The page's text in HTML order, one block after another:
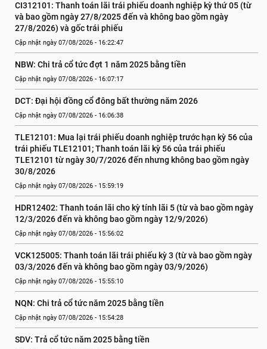
CI312101: Thanh toán lãi trái phiếu doanh nghiệp kỳ thứ 05 (từ
và bao gồm ngày 27/8/2025 đến và không bao gồm ngày
27/8/2026) và gốc trái phiếu
Cập nhật ngày 07/08/2026 - 16:22:47
NBW: Chi trả cổ tức đợt 1 năm 2025 bằng tiền
Cập nhật ngày 07/08/2026 - 16:07:17
DCT: Đại hội đồng cổ đông bất thường năm 2026
Cập nhật ngày 07/08/2026 - 16:06:38
TLE12101: Mua lại trái phiếu doanh nghiệp trước hạn kỳ 56 của
trái phiếu TLE12101; Thanh toán lãi kỳ 56 của trái phiếu
TLE12101 từ ngày 30/7/2026 đến nhưng không bao gồm ngày
30/8/2026
Cập nhật ngày 07/08/2026 - 15:59:19
HDR12402: Thanh toán lãi cho kỳ tính lãi 5 (từ và bao gồm ngày
12/3/2026 đến và không bao gồm ngày 12/9/2026)
Cập nhật ngày 07/08/2026 - 15:56:02
VCK125005: Thanh toán lãi trái phiếu kỳ 3 (từ và bao gồm ngày
03/3/2026 đến và không bao gồm ngày 03/9/2026)
Cập nhật ngày 07/08/2026 - 15:55:10
NQN: Chi trả cổ tức năm 2025 bằng tiền
Cập nhật ngày 07/08/2026 - 15:54:28
SDV: Trả cổ tức năm 2025 bằng tiền